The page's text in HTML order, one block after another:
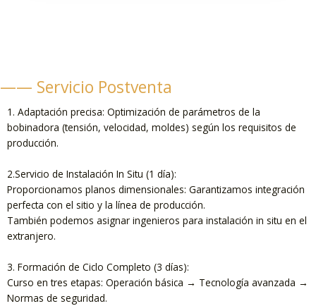
—— Servicio Postventa
1. Adaptación precisa: Optimización de parámetros de la
bobinadora (tensión, velocidad, moldes) según los requisitos de
producción.
2.Servicio de Instalación In Situ (1 día):
Proporcionamos planos dimensionales: Garantizamos integración
perfecta con el sitio y la línea de producción.
También podemos asignar ingenieros para instalación in situ en el
extranjero.
3. Formación de Ciclo Completo (3 días):
Curso en tres etapas: Operación básica → Tecnología avanzada →
Normas de seguridad.